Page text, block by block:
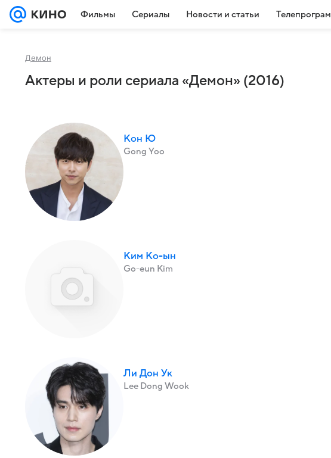
Фильмы Сериалы Новости и статьи
Демон
Актеры и роли сериала «Демон» (2016)
Кон Ю
Gong Yoo
Ким Ко-ын
Go-eun Kim
Ли Дон Ук
Lee Dong Wook